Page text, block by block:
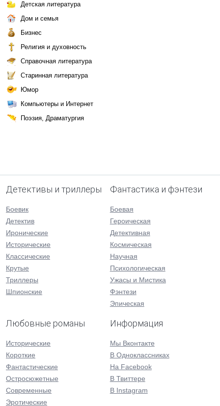
Детская литература
Дом и семья
Бизнес
Религия и духовность
Справочная литература
Старинная литература
Юмор
Компьютеры и Интернет
Поэзия, Драматургия
Детективы и триллеры
Боевик
Детектив
Иронические
Исторические
Классические
Крутые
Триллеры
Шпионские
Фантастика и фэнтези
Боевая
Героическая
Детективная
Космическая
Научная
Психологическая
Ужасы и Мистика
Фэнтези
Эпическая
Любовные романы
Исторические
Короткие
Фантастические
Остросюжетные
Современные
Эротические
Информация
Мы Вконтакте
В Одноклассниках
На Facebook
В Твиттере
В Instagram